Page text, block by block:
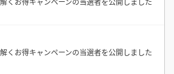
くお得キャンペーンの当選者を公開しました